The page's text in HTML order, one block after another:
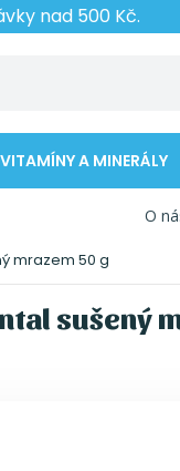
nad 500 Kč.
VITAMÍNY A MINERÁLY
O
mrazem 50 g
sušený